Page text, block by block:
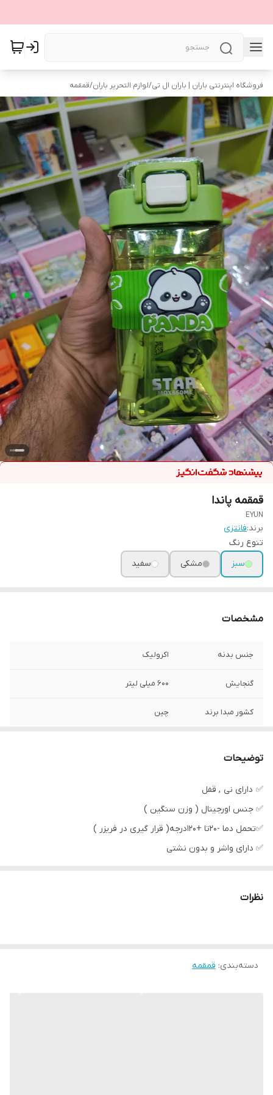
فروشگاه اینترنتی باران | باران ال تی/لوازم التحریر باران/قمقمه
قمقمه پاندا
EYUN
برند:فانتزی
تنوع رنگ
سبز
مشکی سفید
مشخصات
جنس بدنه اکرولیک
گنجایش 600 میلی لیتر
کشور مبدا برند چین
توضیحات
✅ دارای نی , قفل
✅ جنس اورجینال ( وزن سنگین )
✅تحمل دما -20تا +120درجه( قرار گیری در فریزر )
✅ دارای واشر و بدون نشتی
نظرات
دسته‌بندی: قمقمه